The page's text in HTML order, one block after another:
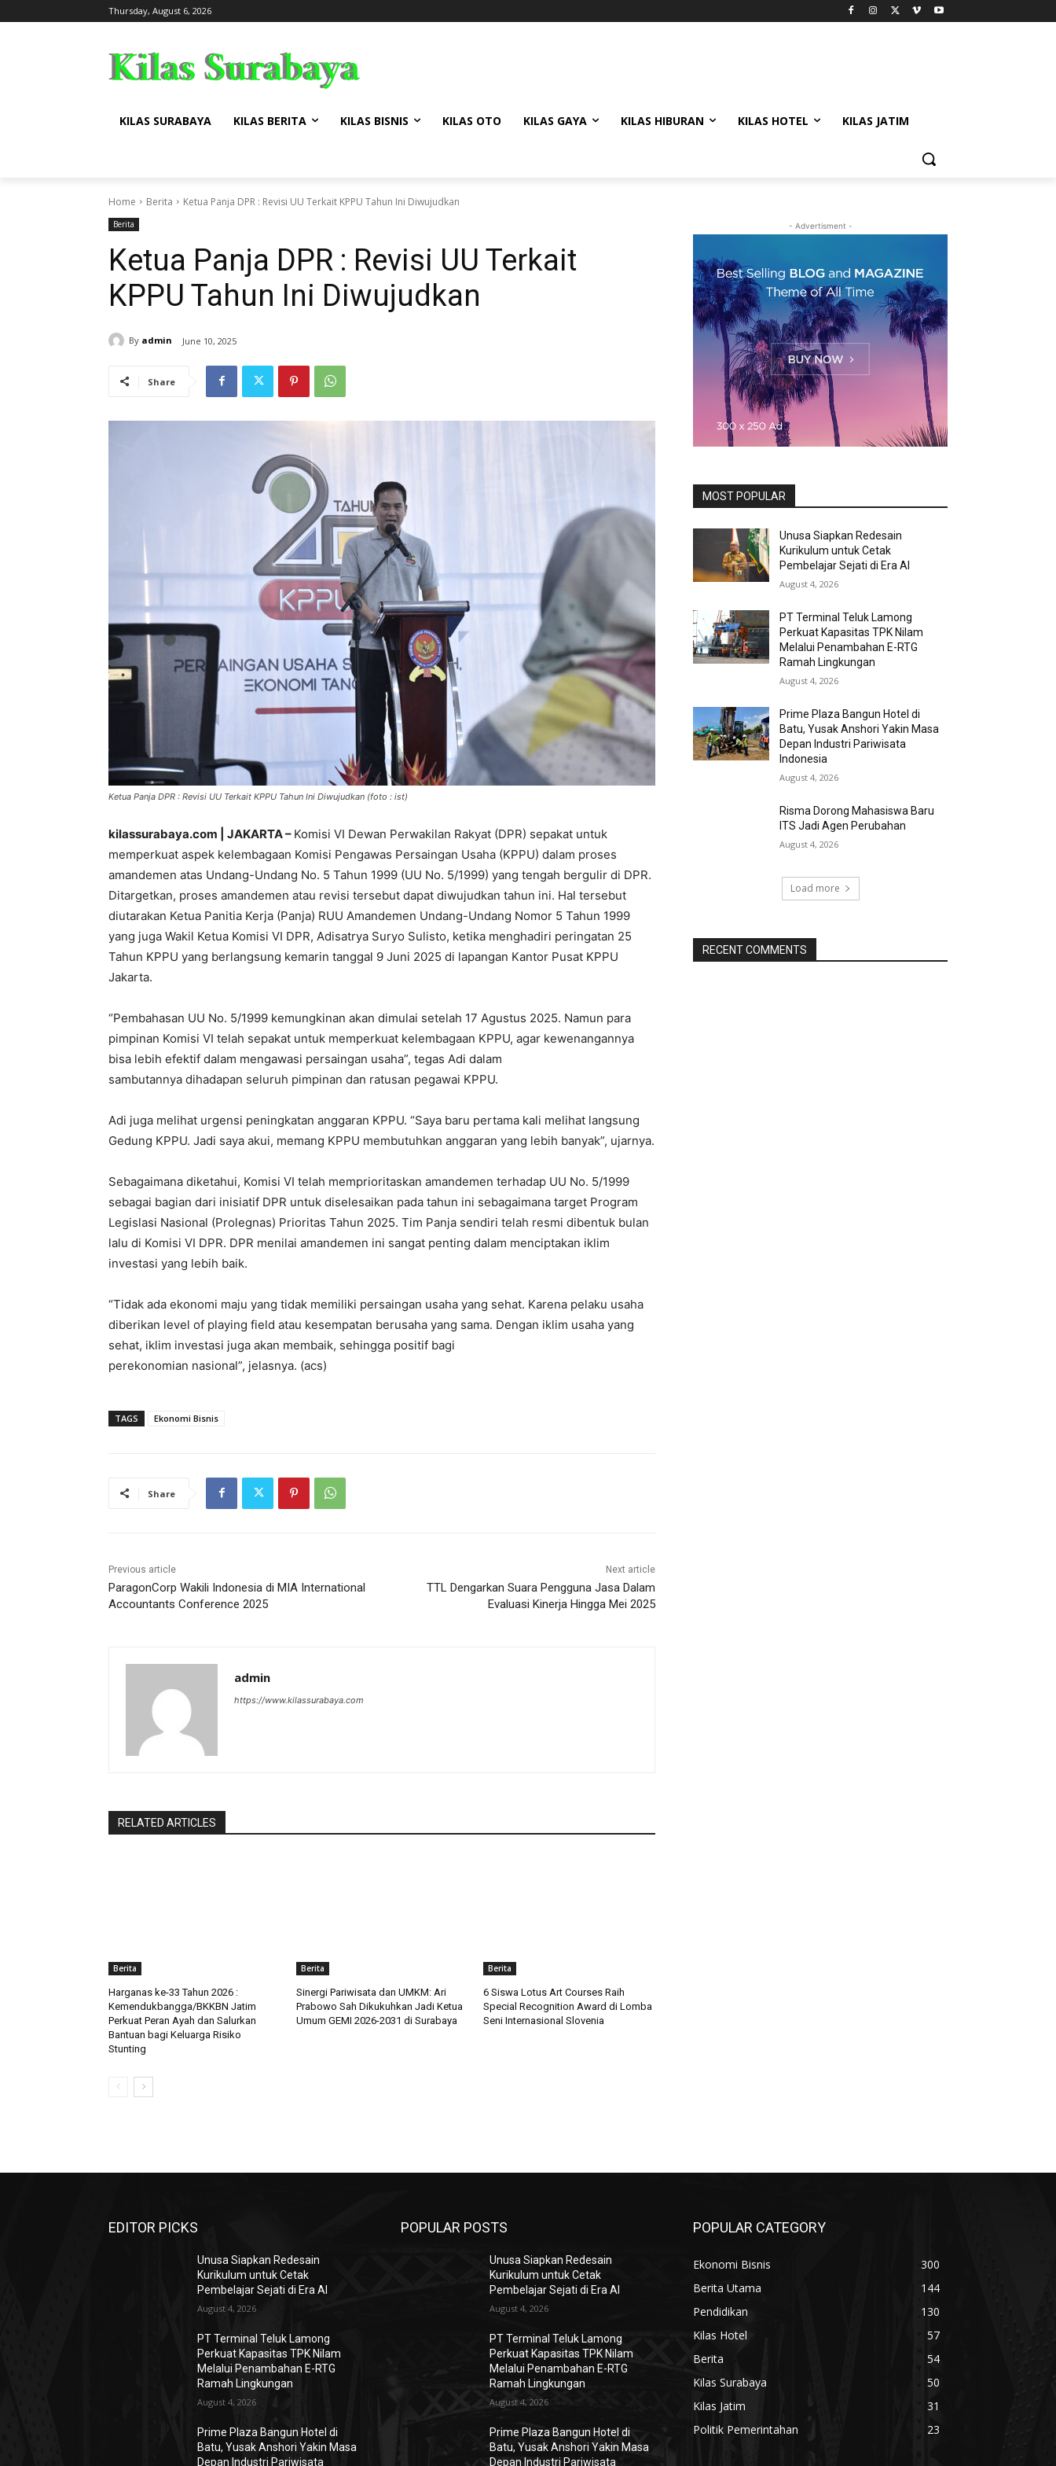
Thursday, August 6, 2026
KILAS SURABAYA KILAS BERITA KILAS BISNIS KILAS OTO KILAS GAYA KILAS HIBURAN KILAS HOTEL KILAS JATIM
Home Berita Ketua Panja DPR : Revisi UU Terkait KPPU Tahun Ini Diwujudkan
Berita
Ketua Panja DPR : Revisi UU Terkait
KPPU Tahun Ini Diwujudkan
By admin June 10, 2025
Share
Ketua Panja DPR : Revisi UU Terkait KPPU Tahun Ini Diwujudkan (foto : ist)
kilassurabaya.com | JAKARTA – Komisi VI Dewan Perwakilan Rakyat (DPR) sepakat untuk
memperkuat aspek kelembagaan Komisi Pengawas Persaingan Usaha (KPPU) dalam proses
amandemen atas Undang-Undang No. 5 Tahun 1999 (UU No. 5/1999) yang tengah bergulir di DPR.
Ditargetkan, proses amandemen atau revisi tersebut dapat diwujudkan tahun ini. Hal tersebut
diutarakan Ketua Panitia Kerja (Panja) RUU Amandemen Undang-Undang Nomor 5 Tahun 1999
yang juga Wakil Ketua Komisi VI DPR, Adisatrya Suryo Sulisto, ketika menghadiri peringatan 25
Tahun KPPU yang berlangsung kemarin tanggal 9 Juni 2025 di lapangan Kantor Pusat KPPU
Jakarta.
“Pembahasan UU No. 5/1999 kemungkinan akan dimulai setelah 17 Agustus 2025. Namun para
pimpinan Komisi VI telah sepakat untuk memperkuat kelembagaan KPPU, agar kewenangannya
bisa lebih efektif dalam mengawasi persaingan usaha”, tegas Adi dalam
sambutannya dihadapan seluruh pimpinan dan ratusan pegawai KPPU.
Adi juga melihat urgensi peningkatan anggaran KPPU. “Saya baru pertama kali melihat langsung
Gedung KPPU. Jadi saya akui, memang KPPU membutuhkan anggaran yang lebih banyak”, ujarnya.
Sebagaimana diketahui, Komisi VI telah memprioritaskan amandemen terhadap UU No. 5/1999
sebagai bagian dari inisiatif DPR untuk diselesaikan pada tahun ini sebagaimana target Program
Legislasi Nasional (Prolegnas) Prioritas Tahun 2025. Tim Panja sendiri telah resmi dibentuk bulan
lalu di Komisi VI DPR. DPR menilai amandemen ini sangat penting dalam menciptakan iklim
investasi yang lebih baik.
“Tidak ada ekonomi maju yang tidak memiliki persaingan usaha yang sehat. Karena pelaku usaha
diberikan level of playing field atau kesempatan berusaha yang sama. Dengan iklim usaha yang
sehat, iklim investasi juga akan membaik, sehingga positif bagi
perekonomian nasional”, jelasnya. (acs)
TAGS Ekonomi Bisnis
Share
Previous article
ParagonCorp Wakili Indonesia di MIA International
Accountants Conference 2025
Next article
TTL Dengarkan Suara Pengguna Jasa Dalam
Evaluasi Kinerja Hingga Mei 2025
admin
https://www.kilassurabaya.com
RELATED ARTICLES
Berita
Harganas ke-33 Tahun 2026 :
Kemendukbangga/BKKBN Jatim
Perkuat Peran Ayah dan Salurkan
Bantuan bagi Keluarga Risiko
Stunting
Berita
Sinergi Pariwisata dan UMKM: Ari
Prabowo Sah Dikukuhkan Jadi Ketua
Umum GEMI 2026-2031 di Surabaya
Berita
6 Siswa Lotus Art Courses Raih
Special Recognition Award di Lomba
Seni Internasional Slovenia
- Advertisment -
MOST POPULAR
Unusa Siapkan Redesain
Kurikulum untuk Cetak
Pembelajar Sejati di Era AI
August 4, 2026
PT Terminal Teluk Lamong
Perkuat Kapasitas TPK Nilam
Melalui Penambahan E-RTG
Ramah Lingkungan
August 4, 2026
Prime Plaza Bangun Hotel di
Batu, Yusak Anshori Yakin Masa
Depan Industri Pariwisata
Indonesia
August 4, 2026
Risma Dorong Mahasiswa Baru
ITS Jadi Agen Perubahan
August 4, 2026
Load more
RECENT COMMENTS
EDITOR PICKS
Unusa Siapkan Redesain
Kurikulum untuk Cetak
Pembelajar Sejati di Era AI
August 4, 2026
PT Terminal Teluk Lamong
Perkuat Kapasitas TPK Nilam
Melalui Penambahan E-RTG
Ramah Lingkungan
August 4, 2026
Prime Plaza Bangun Hotel di
Batu, Yusak Anshori Yakin Masa
Depan Industri Pariwisata
POPULAR POSTS
Unusa Siapkan Redesain
Kurikulum untuk Cetak
Pembelajar Sejati di Era AI
August 4, 2026
PT Terminal Teluk Lamong
Perkuat Kapasitas TPK Nilam
Melalui Penambahan E-RTG
Ramah Lingkungan
August 4, 2026
Prime Plaza Bangun Hotel di
Batu, Yusak Anshori Yakin Masa
Depan Industri Pariwisata
POPULAR CATEGORY
Ekonomi Bisnis
300
Berita Utama
144
Pendidikan
130
Kilas Hotel
57
Berita
54
Kilas Surabaya
50
Kilas Jatim
31
Politik Pemerintahan
23